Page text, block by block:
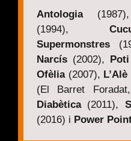
Antologia
(1994),
Supermonstres
Narcís (2002),
Ofèlia(2007),
(El Barret
Diabètica (2011),
(2016) i Power